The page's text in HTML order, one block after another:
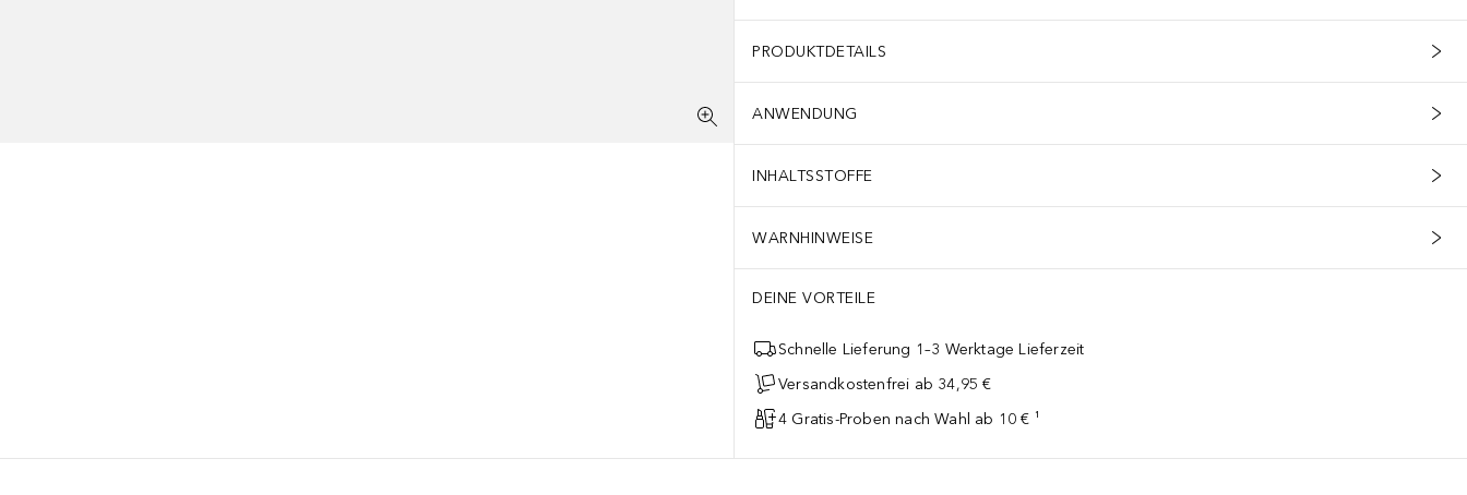
PRODUKTDETAILS
ANWENDUNG
INHALTSSTOFFE
WARNHINWEISE
DEINE VORTEILE
Schnelle Lieferung 1–3 Werktage Lieferzeit
Versandkostenfrei ab 34,95 €
4 Gratis-Proben nach Wahl ab 10 € ¹